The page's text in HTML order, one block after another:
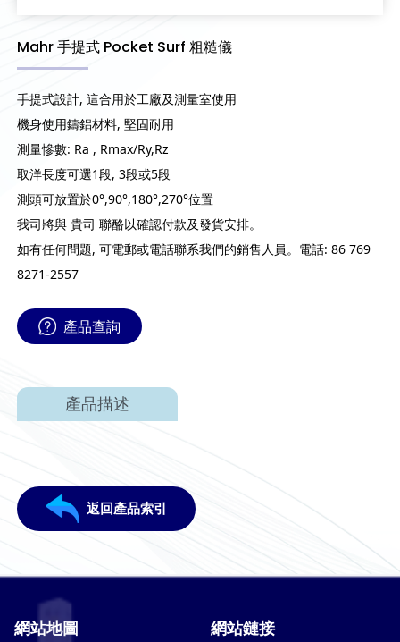
Mahr 手提式 Pocket Surf 粗糙儀
手提式設計, 這合用於工廠及測量室使用
機身使用鑄鋁材料, 堅固耐用
測量慘數: Ra , Rmax/Ry,Rz
取洋長度可選1段, 3段或5段
測頭可放置於0°,90°,180°,270°位置
我司將與 貴司 聯酪以確認付款及發貨安排。
如有任何問題, 可電郵或電話聯系我們的銷售人員。電話: 86 769
8271-2557
產品查詢
產品描述
返回產品索引
網站地圖 網站鏈接